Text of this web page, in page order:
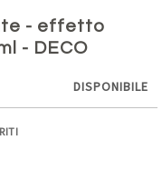
- effetto
- DECO
DISPONIBILE